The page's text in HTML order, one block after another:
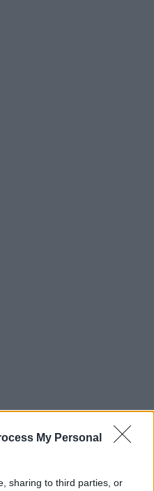
My Personal
sharing to third parties, or
και Διεθνούς